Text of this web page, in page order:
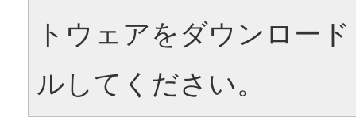
トウェアをダウンロー
ルしてください。